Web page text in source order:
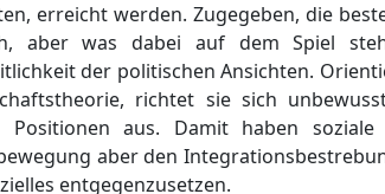
erreicht werden. Zugegeben, die
aber was dabei auf dem Spiel
der politischen Ansichten.
richtet sie sich
Positionen aus. Damit haben
aber den
entgegenzusetzen.